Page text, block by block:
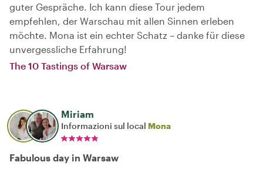
guter Gespräche. Ich kann diese Tour jedem
empfehlen, der Warschau mit allen Sinnen erleben
möchte. Mona ist ein echter Schatz – danke für diese
unvergessliche Erfahrung!
The 10 Tastings of Warsaw
Miriam
Informazioni sul local Mona
Fabulous day in Warsaw